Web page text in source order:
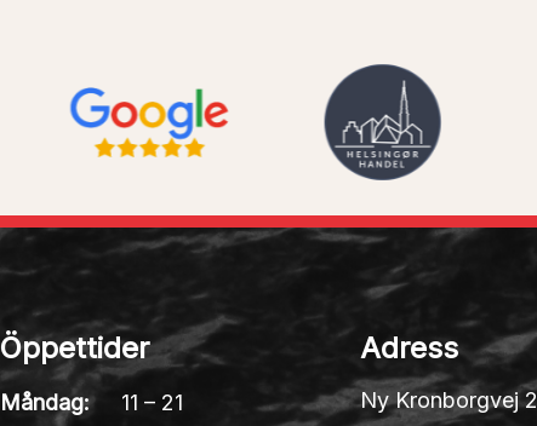
Öppettider
Måndag:
11 – 21
Adress
Ny Kronborgvej 2